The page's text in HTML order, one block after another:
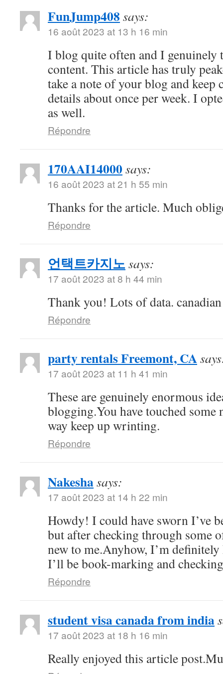
FunJump408 says:
16 août 2023 at 13 h 16 min
I blog quite often and I genuinely
content. This article has truly
take a note of your blog and keep
details about once per week. I
as well.
Répondre
170AAI14000says:
16 août 2023 at 21 h 55 min
Thanks for the article. Much
Répondre
언택트카지노says:
17 août 2023 at 8 h 44 min
Thank you! Lots of data.
Répondre
party rentals Freemont, CA
17 août 2023 at 11 h 41 min
These are genuinely enormous
blogging.You have touched some
way keep up wrinting.
Répondre
Nakeshasays:
17 août 2023 at 14 h 22 min
Howdy! I could have sworn I’ve
but after checking through some
new to me.Anyhow, I’m
I’ll be book-marking and
Répondre
student visa canada from india
17 août 2023 at 18 h 16 min
Really enjoyed this article